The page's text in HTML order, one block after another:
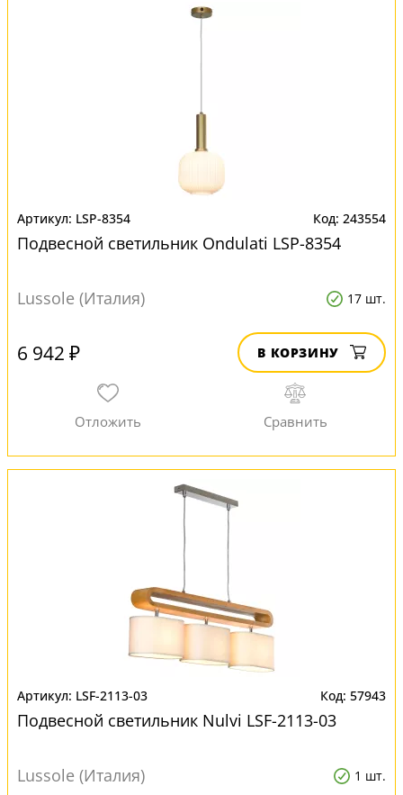
LSP-8354 243554
Подвесной светильник Ondulati LSP-8354
Lussole (Италия) 17 шт.
6 942 ₽ В КОРЗИНУ
LSF-2113-03 57943
Подвесной светильник Nulvi LSF-2113-03
Lussole (Италия) 1 шт.